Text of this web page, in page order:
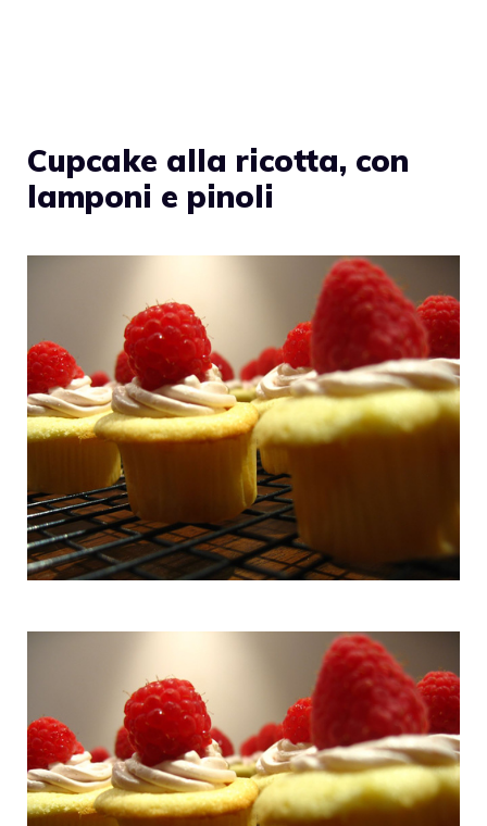
Cupcake alla ricotta, con
lamponi e pinoli